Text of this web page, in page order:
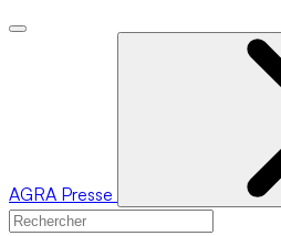
AGRA Presse